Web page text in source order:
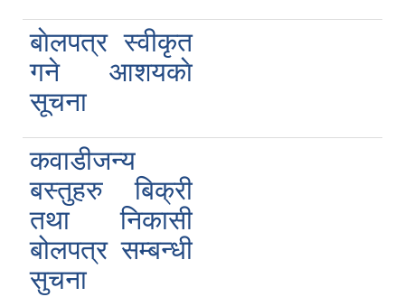
बाेलपत्र स्वीकृत
गने आशयकाे
सूचना
कवाडीजन्य
बस्तुहरु बिक्री
तथा निकासी
बोलपत्र सम्बन्धी
सुचना